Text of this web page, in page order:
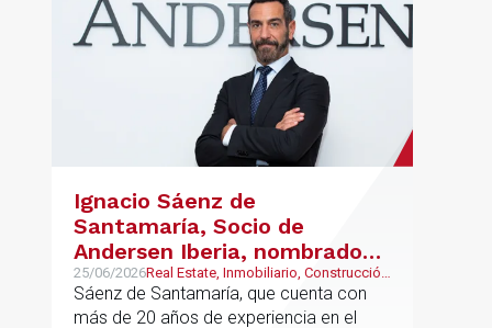
Ignacio Sáenz de
Santamaría, Socio de
Andersen Iberia, nombrado
director europeo de
Inmobiliario de Andersen
25/06/2026Real Estate, Inmobiliario, Construcción
y Urbanismo
Sáenz de Santamaría, que cuenta con
más de 20 años de experiencia en el